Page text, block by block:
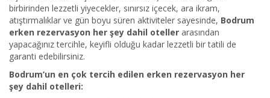
birbirinden lezzetli yiyecekler, sınırsız içecek, ara ikram,
atıştırmalıklar ve gün boyu süren aktiviteler sayesinde, Bodrum
erken rezervasyon her şey dahil oteller arasından
yapacağınız tercihle, keyifli olduğu kadar lezzetli bir tatili de
garanti edebilirsiniz.
Bodrum’un en çok tercih edilen erken rezervasyon her
şey dahil otelleri: